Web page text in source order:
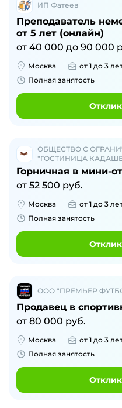
ИП Фатеев
Преподаватель
от 5 лет (онлайн)
от 40 000 до 90 000
Москва от 1 до 3
Полная занятость
ОБЩЕСТВО С
"ГОСТИНИЦА
Горничная в мини-
от 52 500 руб.
Москва от 1 до 3
Полная занятость
ООО "ПРЕМЬЕР
Продавец в
от 80 000 руб.
Москва от 1 до 3
Полная занятость